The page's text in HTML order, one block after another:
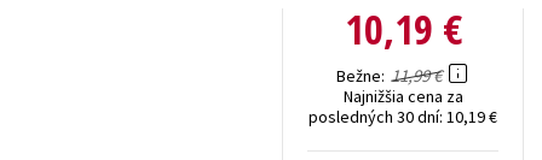
10,19 €
Bežne 11,99 €
Najnižšia cena za
posledných 30 dní: 10,19 €